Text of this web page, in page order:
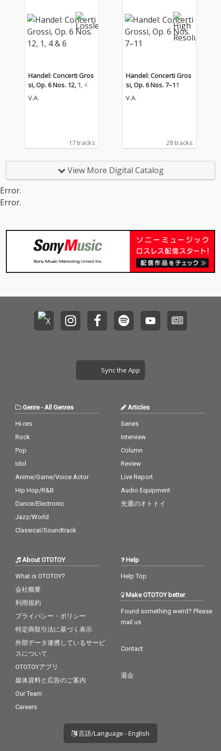
Handel: Concerti Gros
si, Op. 6 Nos. 12, 1, 4 &
6
V.A.
17 tracks
Handel: Concerti Gros
si, Op. 6 Nos. 7–11
V.A.
28 tracks
View More Digital Catalog
Error.
Error.
Sync the App
Genre- All Genres
Hi-res
Rock
Pop
Idol
Anime/Game/Voice Actor
Hip Hop/R&B
Dance/Electronic
Jazz/World
Classical/Soundtrack
Articles
Series
Interview
Column
Review
Live Report
Audio Equipment
先週のオトトイ
About OTOTOY
What is OTOTOY?
会社概要
利用規約
プライバシー・ポリシー
特定商取引法に基づく表示
外部データ連携しているサービ
スについて
OTOTOYアプリ
媒体資料と広告のご案内
Our Team
Careers
Help
Help Top
Make OTOTOY better
Found something weird? Please
mail us
Contact
退会
言語/Language - English